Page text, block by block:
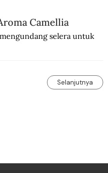
Camellia
selera untuk
Selanjutnya